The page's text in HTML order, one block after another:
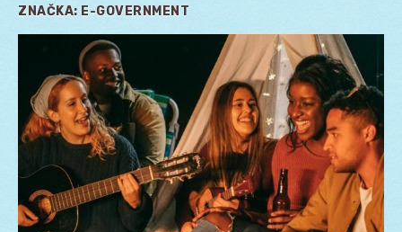
ZNAČKA: E-GOVERNMENT